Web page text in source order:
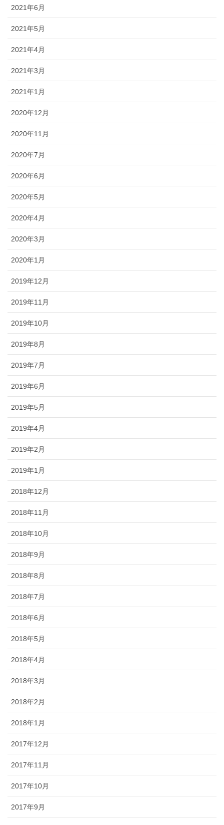
2021年6月
2021年5月
2021年4月
2021年3月
2021年1月
2020年12月
2020年11月
2020年7月
2020年6月
2020年5月
2020年4月
2020年3月
2020年1月
2019年12月
2019年11月
2019年10月
2019年8月
2019年7月
2019年6月
2019年5月
2019年4月
2019年2月
2019年1月
2018年12月
2018年11月
2018年10月
2018年9月
2018年8月
2018年7月
2018年6月
2018年5月
2018年4月
2018年3月
2018年2月
2018年1月
2017年12月
2017年11月
2017年10月
2017年9月